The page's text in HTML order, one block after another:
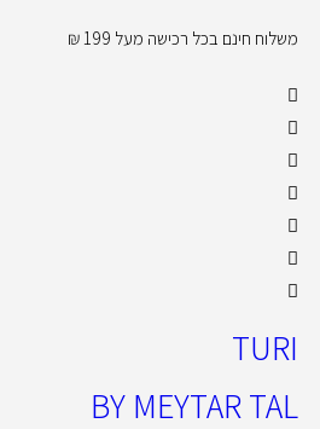
משלוח חינם בכל רכישה מעל 199 ₪
TURI
BY MEYTAR TAL